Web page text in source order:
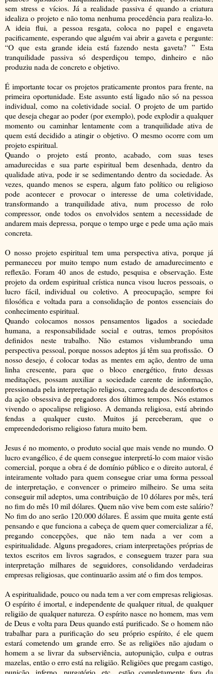
sem stress e vícios. Já a realidade passiva é quando a criatura
idealiza o projeto e não toma nenhuma procedência para realiza-lo.
A ideia flui, a pessoa resgata, coloca no papel e engaveta
pacificamente, esperando que alguém vai abrir a gaveta e pergunte:
“O que esta grande ideia está fazendo nesta gaveta? ” Esta
tranquilidade passiva só desperdiçou tempo, dinheiro e não
produziu nada de concreto e objetivo.
É importante tocar os projetos praticamente prontos para frente, na
primeira oportunidade. Este assunto está ligado não só na pessoa
individual, como na coletividade social. O projeto de um partido
que deseja chegar ao poder (por exemplo), pode explodir a qualquer
momento ou caminhar lentamente com a tranquilidade ativa de
quem está decidido a atingir o objetivo. O mesmo ocorre com um
projeto espiritual.
Quando o projeto está pronto, acabado, com suas teses
amadurecidas e sua parte espiritual bem desenhada, dentro da
qualidade ativa, pode ir se sedimentando dentro da sociedade. Às
vezes, quando menos se espera, algum fato político ou religioso
pode acontecer e provocar o interesse de uma coletividade,
transformando a tranquilidade ativa, num processo de rolo
compressor, onde todos os envolvidos sentem a necessidade de
andarem mais depressa, porque o tempo urge e pede uma ação mais
concreta.
O nosso projeto espiritual tem uma perspectiva ativa, porque já
permaneceu por muito tempo num estado de amadurecimento e
reflexão. Foram 40 anos de estudo, pesquisa e observação. Este
projeto da ordem espiritual crística nunca visou lucros pessoais, o
lucro fácil, individual ou coletivo. A preocupação, sempre foi
filosófica e voltada para a consolidação de pontos essenciais do
conhecimento espiritual.
Quando colocamos nossos pensamentos ligados a sociedade
humana, a responsabilidade social e outras, temos propósitos
definidos neste trabalho. Não estamos vislumbrando uma
perspectiva pessoal, porque nossos adeptos já têm sua profissão. O
nosso desejo, é colocar todas as mentes em ação, dentro de uma
linha crescente, para que o bloco energético, fruto dessas
meditações, possam auxiliar a sociedade carente de informação,
pressionada pela interpretação religiosa, carregada de desconfortos e
da ação obsessiva de pregadores dos últimos tempos. Nós estamos
vivendo o apocalipse religioso. A demanda religiosa, está abrindo
fendas a qualquer custo. Muitos já perceberam, que o
empreendedorismo religioso fatura muito bem.
Jesus é no momento, o produto social que mais vende no mundo. O
lucro evangélico, é de quem consegue interpretá-lo com maior visão
comercial, porque a obra é de domínio público e o direito autoral, é
inteiramente voltado para quem consegue criar uma forma pessoal
de interpretação, e convencer o primeiro milheiro. Se uma seita
conseguir mil adeptos, uma contribuição de 10 dólares por mês, terá
no fim do mês 10 mil dólares. Quem não vive bem com este salário?
No fim do ano serão 120.000 dólares. É assim que muita gente está
pensando e que funciona a cabeça de quem quer comercializar a fé,
pregando concepções, que não tem nada a ver com a
espiritualidade. Alguns pregadores, criam interpretações próprias de
textos escritos em livros sagrados, e conseguem trazer para sua
interpretação milhares de seguidores, consolidando verdadeiras
empresas religiosas, que continuarão assim até o fim dos tempos.
A espiritualidade, pouco ou nada tem a ver com empresas religiosas.
O espírito é imortal, e independente de qualquer ritual, de qualquer
religião de qualquer natureza. O espírito nasce no homem, mas vem
de Deus e volta para Deus quando está purificado. Se o homem não
trabalhar para a purificação do seu próprio espírito, é ele quem
estará cometendo um grande erro. Se as religiões não ajudam o
homem a se livrar da subserviência, autopunição, culpa e outras
mazelas, então o erro está na religião. Religiões que pregam castigo,